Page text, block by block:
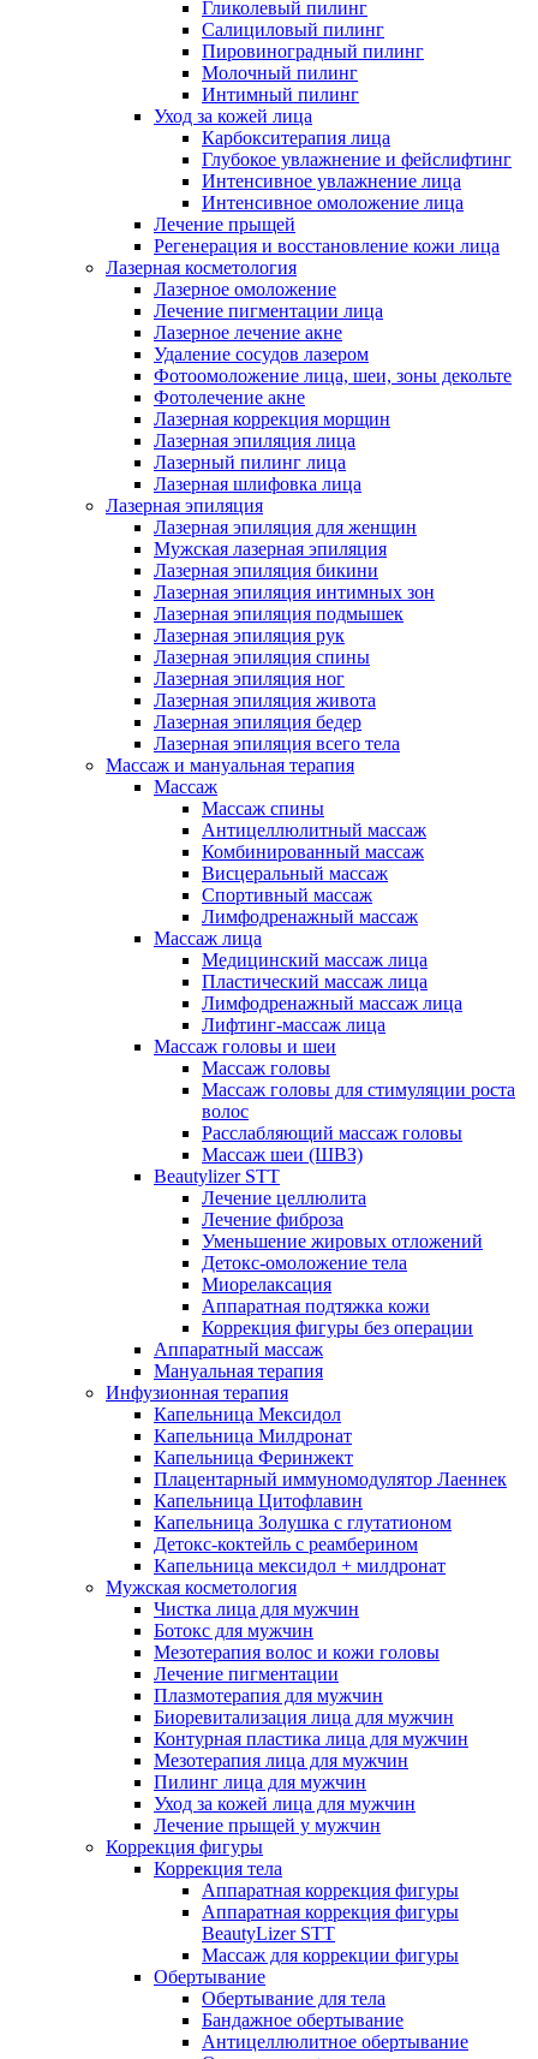
Гликолевый пилинг
Салициловый пилинг
Пировиноградный пилинг
Молочный пилинг
Интимный пилинг
Уход за кожей лица
Карбокситерапия лица
Глубокое увлажнение и фейслифтинг
Интенсивное увлажнение лица
Интенсивное омоложение лица
Лечение прыщей
Регенерация и восстановление кожи лица
Лазерная косметология
Лазерное омоложение
Лечение пигментации лица
Лазерное лечение акне
Удаление сосудов лазером
Фотоомоложение лица, шеи, зоны декольте
Фотолечение акне
Лазерная коррекция морщин
Лазерная эпиляция лица
Лазерный пилинг лица
Лазерная шлифовка лица
Лазерная эпиляция
Лазерная эпиляция для женщин
Мужская лазерная эпиляция
Лазерная эпиляция бикини
Лазерная эпиляция интимных зон
Лазерная эпиляция подмышек
Лазерная эпиляция рук
Лазерная эпиляция спины
Лазерная эпиляция ног
Лазерная эпиляция живота
Лазерная эпиляция бедер
Лазерная эпиляция всего тела
Массаж и мануальная терапия
Массаж
Массаж спины
Антицеллюлитный массаж
Комбинированный массаж
Висцеральный массаж
Спортивный массаж
Лимфодренажный массаж
Массаж лица
Медицинский массаж лица
Пластический массаж лица
Лимфодренажный массаж лица
Лифтинг-массаж лица
Массаж головы и шеи
Массаж головы
Массаж головы для стимуляции роста
волос
Расслабляющий массаж головы
Массаж шеи (ШВЗ)
Beautylizer STT
Лечение целлюлита
Лечение фиброза
Уменьшение жировых отложений
Детокс-омоложение тела
Миорелаксация
Аппаратная подтяжка кожи
Коррекция фигуры без операции
Аппаратный массаж
Мануальная терапия
Инфузионная терапия
Капельница Мексидол
Капельница Милдронат
Капельница Феринжект
Плацентарный иммуномодулятор Лаеннек
Капельница Цитофлавин
Капельница Золушка с глутатионом
Детокс-коктейль с реамберином
Капельница мексидол + милдронат
Мужская косметология
Чистка лица для мужчин
Ботокс для мужчин
Мезотерапия волос и кожи головы
Лечение пигментации
Плазмотерапия для мужчин
Биоревитализация лица для мужчин
Контурная пластика лица для мужчин
Мезотерапия лица для мужчин
Пилинг лица для мужчин
Уход за кожей лица для мужчин
Лечение прыщей у мужчин
Коррекция фигуры
Коррекция тела
Аппаратная коррекция фигуры
Аппаратная коррекция фигуры
BeautyLizer STT
Массаж для коррекции фигуры
Обертывание
Обертывание для тела
Бандажное обертывание
Антицеллюлитное обертывание